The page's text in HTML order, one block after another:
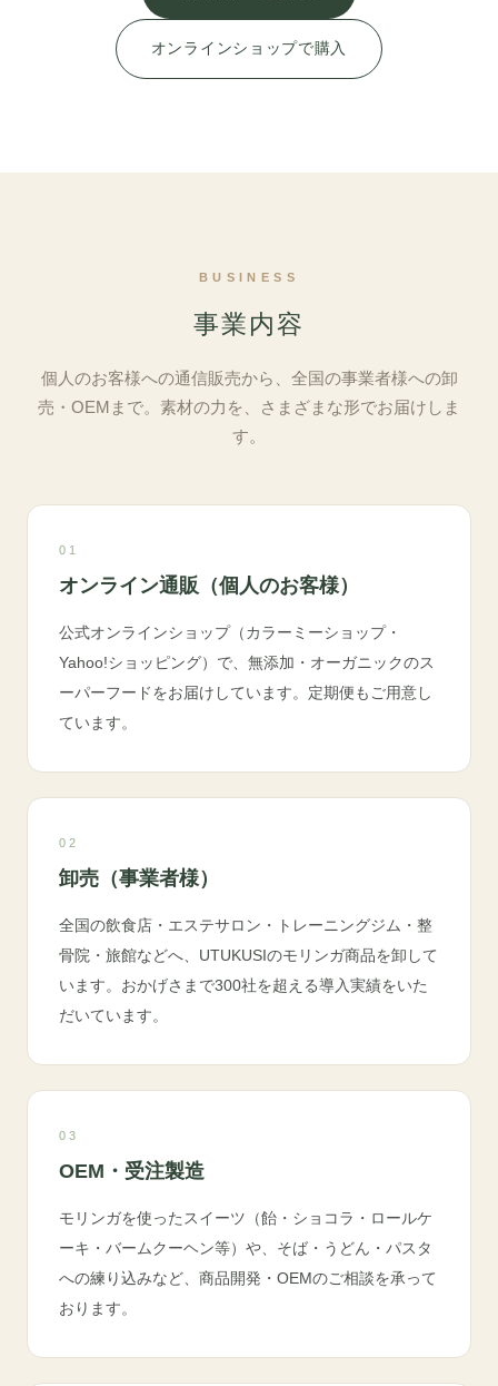
オンラインショップで購入
BUSINESS
事業内容
個人のお客様への通信販売から、全国の事業者様への卸
売・OEMまで。素材の力を、さまざまな形でお届けしま
す。
01
オンライン通販（個人のお客様）
公式オンラインショップ（カラーミーショップ・
Yahoo!ショッピング）で、無添加・オーガニックのス
ーパーフードをお届けしています。定期便もご用意し
ています。
02
卸売（事業者様）
全国の飲食店・エステサロン・トレーニングジム・整
骨院・旅館などへ、UTUKUSIのモリンガ商品を卸して
います。おかげさまで300社を超える導入実績をいた
だいています。
03
OEM・受注製造
モリンガを使ったスイーツ（飴・ショコラ・ロールケ
ーキ・バームクーヘン等）や、そば・うどん・パスタ
への練り込みなど、商品開発・OEMのご相談を承って
おります。